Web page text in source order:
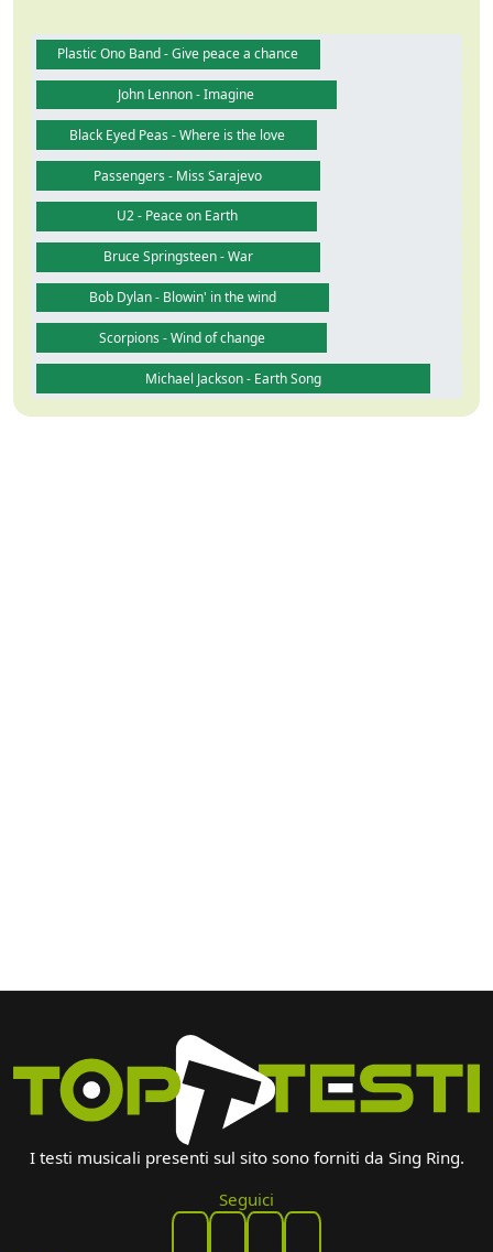
Plastic Ono Band - Give peace a chance
John Lennon - Imagine
Black Eyed Peas - Where is the love
Passengers - Miss Sarajevo
U2 - Peace on Earth
Bruce Springsteen - War
Bob Dylan - Blowin' in the wind
Scorpions - Wind of change
Michael Jackson - Earth Song
I testi musicali presenti sul sito sono forniti da Sing Ring.
Seguici